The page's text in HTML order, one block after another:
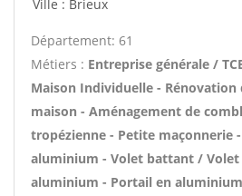
Ville : Brieux
Département: 61
Métiers : Entreprise générale /
Maison Individuelle - Rénovation
maison - Aménagement de
tropézienne - Petite maçonnerie
aluminium - Volet battant /
aluminium - Portail en